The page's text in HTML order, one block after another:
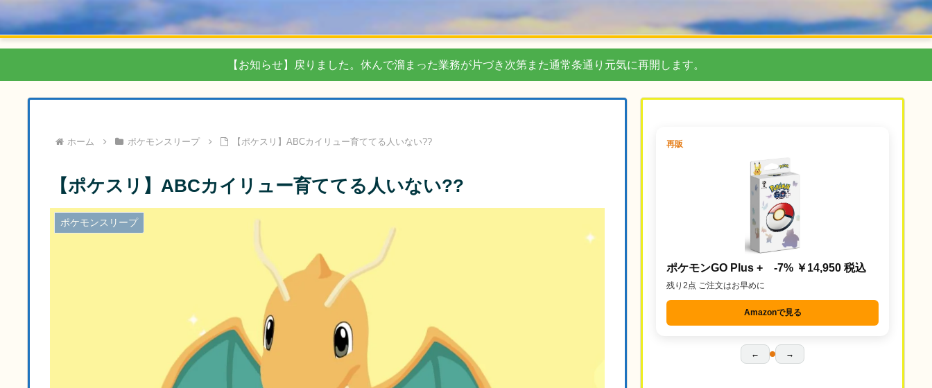
【お知らせ】戻りました。休んで溜まった業務が片づき次第また通常条通り元気に再開します。
ホーム ポケモンスリープ 【ポケスリ】ABCカイリュー育ててる人いない??
【ポケスリ】ABCカイリュー育ててる人いない??
ポケモンスリープ
再販
ポケモンGO Plus + -7% ￥14,950 税込
残り2点 ご注文はお早めに
Amazonで見る
← →